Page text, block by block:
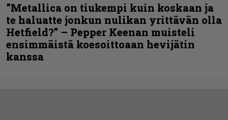
”Metallica on tiukempi kuin koskaan ja
te haluatte jonkun nulikan yrittävän olla
Hetfield?” – Pepper Keenan muisteli
ensimmäistä koesoittoaan hevijätin
kanssa